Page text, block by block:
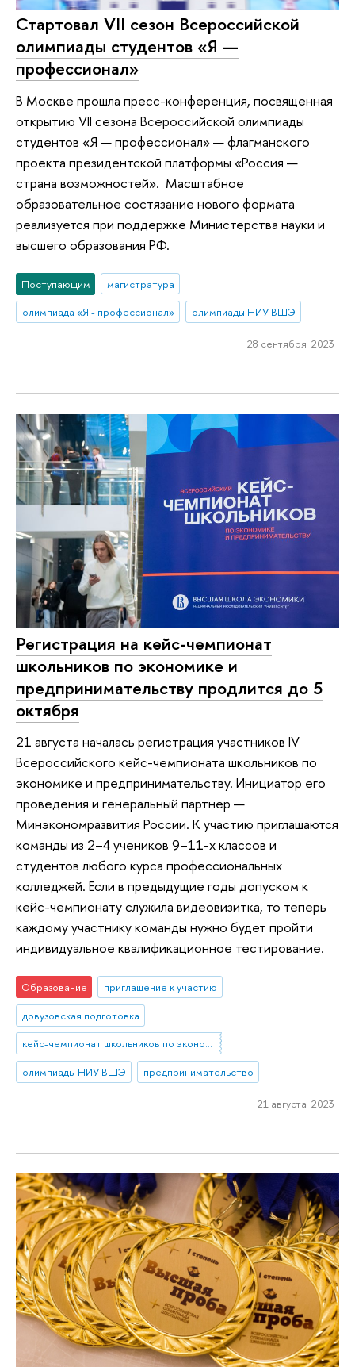
Стартовал VII сезон Всероссийской
олимпиады студентов «Я —
профессионал»
В Москве прошла пресс-конференция, посвященная
открытию VII сезона Всероссийской олимпиады
студентов «Я — профессионал» — флагманского
проекта президентской платформы «Россия —
страна возможностей». Масштабное
образовательное состязание нового формата
реализуется при поддержке Министерства науки и
высшего образования РФ.
Поступающим
магистратура
олимпиада «Я - профессионал»
олимпиады НИУ ВШЭ
28 сентября 2023
Регистрация на кейс-чемпионат
школьников по экономике и
предпринимательству продлится до 5
октября
21 августа началась регистрация участников IV
Всероссийского кейс-чемпионата школьников по
экономике и предпринимательству. Инициатор его
проведения и генеральный партнер —
Минэкономразвития России. К участию приглашаются
команды из 2–4 учеников 9–11-х классов и
студентов любого курса профессиональных
колледжей. Если в предыдущие годы допуском к
кейс-чемпионату служила видеовизитка, то теперь
каждому участнику команды нужно будет пройти
индивидуальное квалификационное тестирование.
Образование
приглашение к участию
довузовская подготовка
кейс-чемпионат школьников по экономике и предпринимательству
олимпиады НИУ ВШЭ
предпринимательство
21 августа 2023